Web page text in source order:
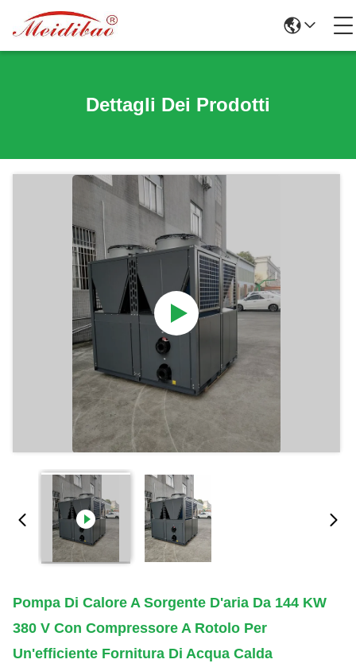
Dettagli Dei Prodotti
Pompa Di Calore A Sorgente D'aria Da 144 KW
380 V Con Compressore A Rotolo Per
Un'efficiente Fornitura Di Acqua Calda